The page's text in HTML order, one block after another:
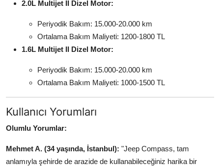
2.0L Multijet II Dizel Motor:
Periyodik Bakım: 15.000-20.000 km
Ortalama Bakım Maliyeti: 1200-1800 TL
1.6L Multijet II Dizel Motor:
Periyodik Bakım: 15.000-20.000 km
Ortalama Bakım Maliyeti: 1000-1500 TL
Kullanıcı Yorumları
Olumlu Yorumlar:
Mehmet A. (34 yaşında, İstanbul): "Jeep Compass, tam
anlamıyla şehirde de arazide de kullanabileceğiniz harika bir